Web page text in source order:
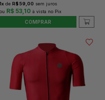
1x de R$ 59,00 sem juros
R$ 53,10
COMPRAR